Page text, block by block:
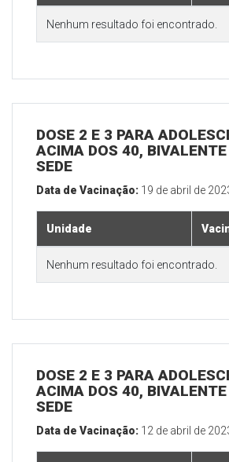
Nenhum resultado foi encontrado.
DOSE 2 E 3 PARA
ACIMA DOS 40,
SEDE
Data de Vacinação: 19 de abril de
Unidade
Nenhum resultado foi encontrado.
DOSE 2 E 3 PARA
ACIMA DOS 40,
SEDE
Data de Vacinação: 12 de abril de